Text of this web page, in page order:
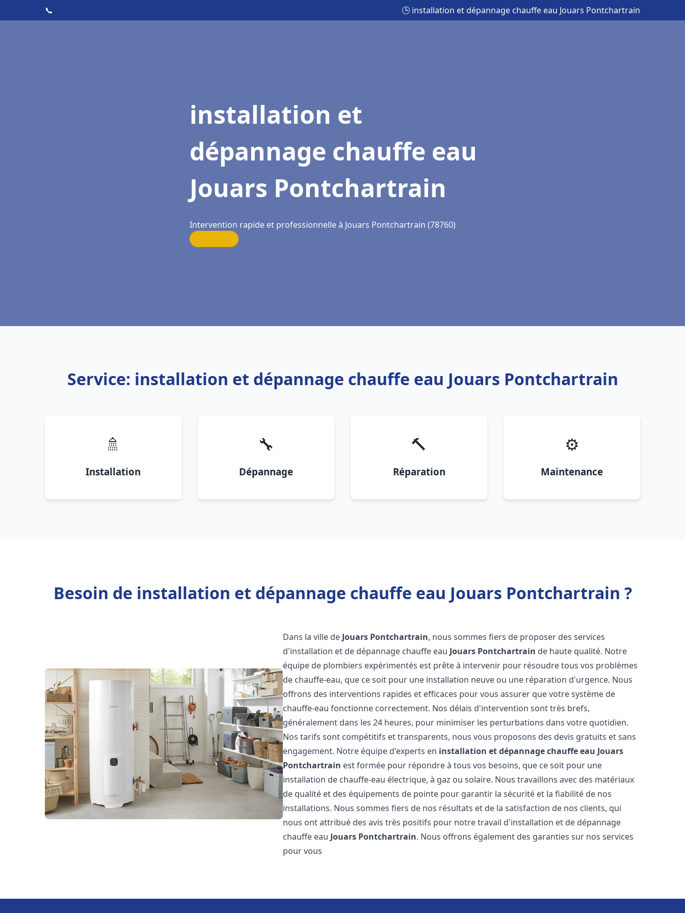
📞 🕒 installation et dépannage chauffe eau Jouars Pontchartrain
installation et
dépannage chauffe eau
Jouars Pontchartrain
Intervention rapide et professionnelle à Jouars Pontchartrain (78760)
Service: installation et dépannage chauffe eau Jouars Pontchartrain
🚿
Installation
🔧
Dépannage
🔨
Réparation
⚙️
Maintenance
Besoin de installation et dépannage chauffe eau Jouars Pontchartrain ?
Dans la ville de Jouars Pontchartrain, nous sommes fiers de proposer des services
d'installation et de dépannage chauffe eau Jouars Pontchartrain de haute qualité. Notre
équipe de plombiers expérimentés est prête à intervenir pour résoudre tous vos problèmes
de chauffe-eau, que ce soit pour une installation neuve ou une réparation d'urgence. Nous
offrons des interventions rapides et efficaces pour vous assurer que votre système de
chauffe-eau fonctionne correctement. Nos délais d'intervention sont très brefs,
généralement dans les 24 heures, pour minimiser les perturbations dans votre quotidien.
Nos tarifs sont compétitifs et transparents, nous vous proposons des devis gratuits et sans
engagement. Notre équipe d'experts en installation et dépannage chauffe eau Jouars
Pontchartrain est formée pour répondre à tous vos besoins, que ce soit pour une
installation de chauffe-eau électrique, à gaz ou solaire. Nous travaillons avec des matériaux
de qualité et des équipements de pointe pour garantir la sécurité et la fiabilité de nos
installations. Nous sommes fiers de nos résultats et de la satisfaction de nos clients, qui
nous ont attribué des avis très positifs pour notre travail d'installation et de dépannage
chauffe eau Jouars Pontchartrain. Nous offrons également des garanties sur nos services
pour vous